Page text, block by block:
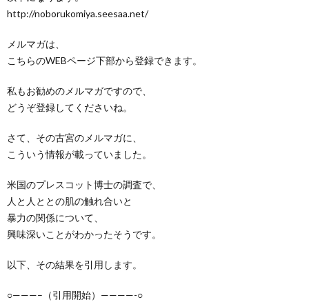
http://noborukomiya.seesaa.net/
メルマガは、
こちらのWEBページ下部から登録できます。
私もお勧めのメルマガですので、
どうぞ登録してくださいね。
さて、その古宮のメルマガに、
こういう情報が載っていました。
米国のプレスコット博士の調査で、
人と人ととの肌の触れ合いと
暴力の関係について、
興味深いことがわかったそうです。
以下、その結果を引用します。
○———–（引用開始）————-○